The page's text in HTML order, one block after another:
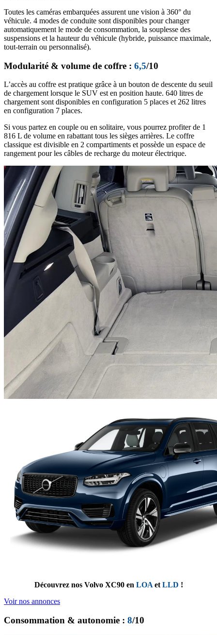
Toutes les caméras embarquées assurent une vision à 360° du
véhicule. 4 modes de conduite sont disponibles pour changer
automatiquement le mode de consommation, la souplesse des
suspensions et la hauteur du véhicule (hybride, puissance maximale,
tout-terrain ou personnalisé).
Modularité & volume de coffre : 6,5/10
L’accès au coffre est pratique grâce à un bouton de descente du seuil
de chargement lorsque le SUV est en position haute. 640 litres de
chargement sont disponibles en configuration 5 places et 262 litres
en configuration 7 places.
Si vous partez en couple ou en solitaire, vous pourrez profiter de 1
816 L de volume en rabattant tous les sièges arrières. Le coffre
classique est divisible en 2 compartiments et possède un espace de
rangement pour les câbles de recharge du moteur électrique.
Découvrez nos Volvo XC90 en LOAet LLD !
Voir nos annonces
Consommation & autonomie : 8/10